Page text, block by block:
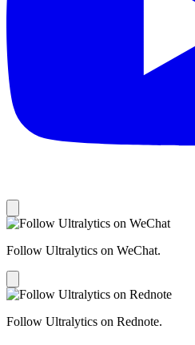
Follow Ultralytics on WeChat.
Follow Ultralytics on Rednote.